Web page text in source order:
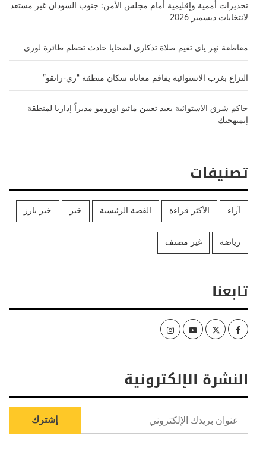
تحذيرات أممية وإقليمية أمام مجلس الأمن: جنوب السودان غير مستعد
لانتخابات ديسمبر 2026
مقاطعة نهر ياي تقيم صلاة تذكاري لضحايا حادث تحطم طائرة لوري
النزاع بغرب الاستوائية يفاقم معاناة سكان منطقة “ري-رانقو”
حاكم شرق الاستوائية يعيد تعيين ماثيو اورومو مديراً إداريا لمنطقة
إيميهجيك
تصنيفات
آراء الأكثر قراءة القصة الرئيسية خبر خبر بارز
رياضة غير مصنف
تابعنا
Facebook
Twitter
Youtube
Instagram
النشرة الإلكترونية